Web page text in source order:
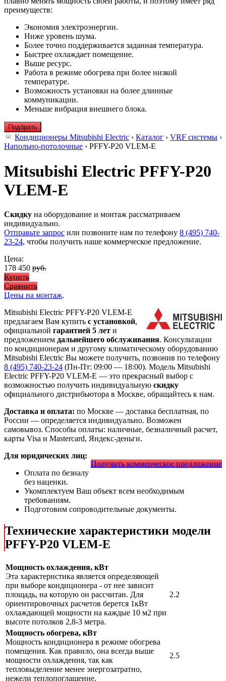
преимуществ:
Экономия электроэнергии.
Ниже уровень шума.
Более точно поддерживается заданная температура.
Быстрее охлаждает помещение.
Выше ресурс.
Работа в режиме обогрева при более низкой
температуре.
Возможность установки на более длинные
коммуникации.
Меньше вибрация внешнего блока.
Подбрать
Кондиционеры Mitsubishi Electric › Каталог › VRF системы ›
Напольно-потолочные › PFFY-P20 VLEM-E
Mitsubishi Electric PFFY-P20
VLEM-E
Скидку на оборудование и монтаж рассматриваем
индивидуально.
Отправьте запрос или позвоните нам по телефону 8 (495) 740-
23-24, чтобы получить наше коммерческое предложение.
Цена:
178 450 руб.
Купить
Сравнить
Цены на монтаж.
Mitsubishi Electric PFFY-P20 VLEM-E
предлагаем Вам купить с установкой,
официальной гарантией 5 лет и
предложением дальнейшего обслуживания. Консультации
по кондиционерам и другому климатическому оборудованию
Mitsubishi Electric Вы можете получить, позвонив по телефону
8 (495) 740-23-24 (Пн-Пт: 09:00 — 18:00). Модель Mitsubishi
Electric PFFY-P20 VLEM-E — это прекрасный выбор с
возможностью получить индивидуальную скидку
официального дистрибьютора в Москве, обращайтесь к нам.
Доставка и оплата: по Москве — доставка бесплатная, по
России — определяется индивидуально. Возможен
самовывоз. Способы оплаты: наличные, безналичный расчет,
карты Visa и Mastercard, Яндекс-деньги.
Получить коммерческое предложение
Для юридических лиц:
Оплата по безналу
без наценки.
Укомплектуем Ваш объект всем необходимым
требованиям.
Подготовим сопроводительные документы.
Технические характеристики модели
PFFY-P20 VLEM-E
Мощность охлаждения, кВт
Эта характеристика является определяющей
при выборе кондиционера - от нее зависит
площадь, на которую он рассчитан. Для
ориентировочных расчетов берется 1кВт
охлаждающей мощности на каждые 10 м2 при
высоте потолков 2,8-3 метра.
2.2
Мощность обогрева, кВт
Мощность кондиционера в режиме обогрева
помещения. Как правило, она всегда выше
мощности охлаждения, так как
тепловыделение менее энергозатратно,
нежели теплопоглащение.
2.5